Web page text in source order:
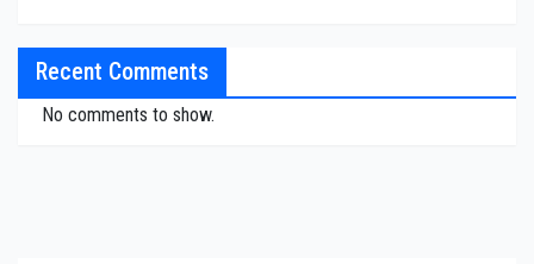
Recent Comments
No comments to show.